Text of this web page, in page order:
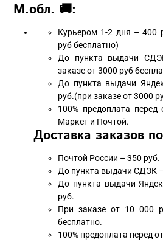
М.обл. 🚚:
Курьером 1-2 дня – 400
руб бесплатно)
До пункта выдачи
заказе от 3000 руб
До пункта выдачи
руб.(при заказе от 3000
100% предоплата
Маркет и Почтой.
Доставка заказов
Почтой России – 350 руб.
До пункта выдачи СДЭК
До пункта выдачи
руб.
При заказе от 10 000
бесплатно.
100% предоплата перед